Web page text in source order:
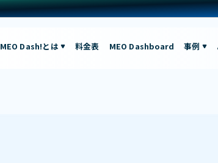
MEO Dash!とは 料金表 MEO Dashboard 事例